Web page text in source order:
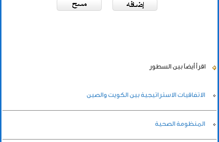
اقرأ أيضاً بين السطور
الاتفاقيات الاستراتيجية بين الكويت والصين
المنظومة الصحية